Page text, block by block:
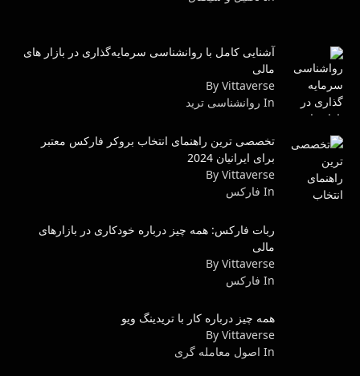
آشنایی کامل با روانشناسی سرمایه‌گذاری در بازار های
مالی
By Vittaverse
In روانشناسى ترید
تخصصی ترین راهنمای انتخاب بروکر فارکس معتبر
برای ایرانیان 2024
By Vittaverse
In فاركس
ربات فارکس: همه چیز درباره خودکاری در بازارهای
مالی
By Vittaverse
In فاركس
همه چیز درباره کار با تریدینگ ویو
By Vittaverse
In اصول معامله گرى